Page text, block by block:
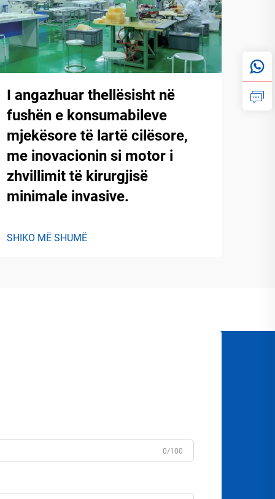
I angazhuar thellësisht në
fushën e konsumabileve
mjekësore të lartë cilësore,
me inovacionin si motor i
zhvillimit të kirurgjisë
minimale invasive.
SHIKO MË SHUMË
0/100